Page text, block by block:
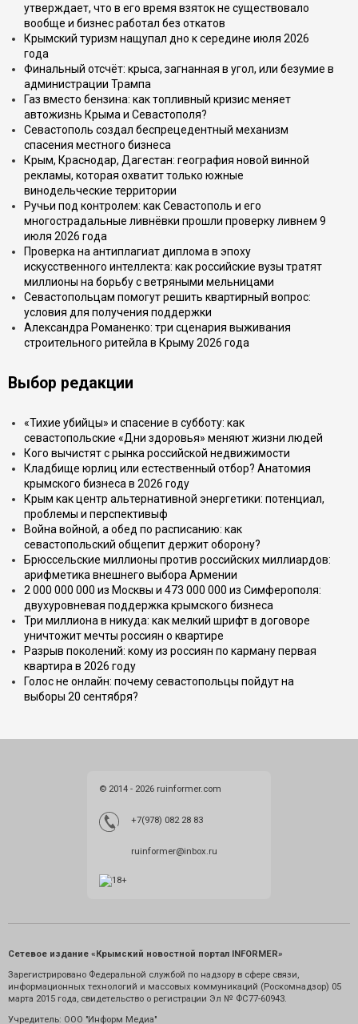
утверждает, что в его время взяток не существовало
вообще и бизнес работал без откатов
Крымский туризм нащупал дно к середине июля 2026
года
Финальный отсчёт: крыса, загнанная в угол, или безумие в
администрации Трампа
Газ вместо бензина: как топливный кризис меняет
автожизнь Крыма и Севастополя?
Севастополь создал беспрецедентный механизм
спасения местного бизнеса
Крым, Краснодар, Дагестан: география новой винной
рекламы, которая охватит только южные
винодельческие территории
Ручьи под контролем: как Севастополь и его
многострадальные ливнёвки прошли проверку ливнем 9
июля 2026 года
Проверка на антиплагиат диплома в эпоху
искусственного интеллекта: как российские вузы тратят
миллионы на борьбу с ветряными мельницами
Севастопольцам помогут решить квартирный вопрос:
условия для получения поддержки
Александра Романенко: три сценария выживания
строительного ритейла в Крыму 2026 года
Выбор редакции
«Тихие убийцы» и спасение в субботу: как
севастопольские «Дни здоровья» меняют жизни людей
Кого вычистят с рынка российской недвижимости
Кладбище юрлиц или естественный отбор? Анатомия
крымского бизнеса в 2026 году
Крым как центр альтернативной энергетики: потенциал,
проблемы и перспективыф
Война войной, а обед по расписанию: как
севастопольский общепит держит оборону?
Брюссельские миллионы против российских миллиардов:
арифметика внешнего выбора Армении
2 000 000 000 из Москвы и 473 000 000 из Симферополя:
двухуровневая поддержка крымского бизнеса
Три миллиона в никуда: как мелкий шрифт в договоре
уничтожит мечты россиян о квартире
Разрыв поколений: кому из россиян по карману первая
квартира в 2026 году
Голос не онлайн: почему севастопольцы пойдут на
выборы 20 сентября?
© 2014 - 2026 ruinformer.com
+7(978) 082 28 83
ruinformer@inbox.ru
Сетевое издание «Крымский новостной портал INFORMER»
Зарегистрировано Федеральной службой по надзору в сфере связи,
информационных технологий и массовых коммуникаций (Роскомнадзор) 05
марта 2015 года, свидетельство о регистрации Эл № ФС77-60943.
Учредитель: ООО "Информ Медиа"